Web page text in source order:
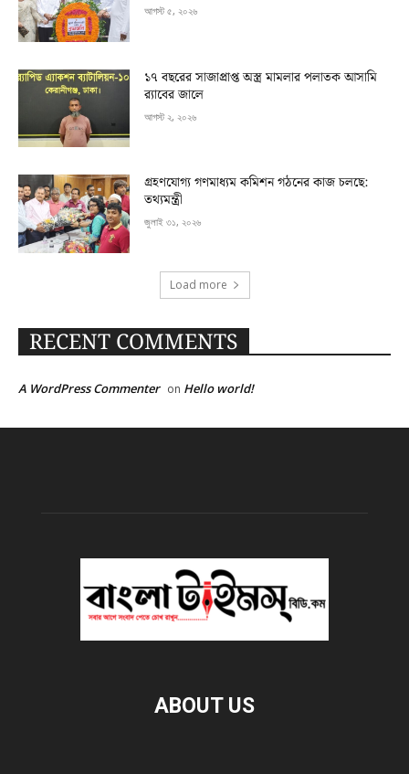
আগস্ট ৫, ২০২৬
১৭ বছরের সাজাপ্রাপ্ত অস্ত্র মামলার পলাতক আসামি
র‍্যাবের জালে
আগস্ট ২, ২০২৬
গ্রহণযোগ্য গণমাধ্যম কমিশন গঠনের কাজ চলছে:
তথ্যমন্ত্রী
জুলাই ৩১, ২০২৬
Load more
RECENT COMMENTS
A WordPress Commenter on Hello world!
ABOUT US